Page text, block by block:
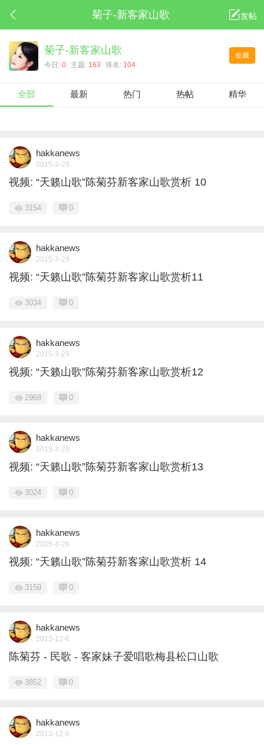
菊子-新客家山歌 发帖
收藏
菊子-新客家山歌
今日: 0 主题: 163 排名: 104
全部 最新 热门 热帖 精华
hakkanews
2015-3-29
视频: “天籁山歌”陈菊芬新客家山歌赏析 10
3154 0
hakkanews
2015-3-29
视频: “天籁山歌”陈菊芬新客家山歌赏析11
3034 0
hakkanews
2015-3-29
视频: “天籁山歌”陈菊芬新客家山歌赏析12
2968 0
hakkanews
2015-3-29
视频: “天籁山歌”陈菊芬新客家山歌赏析13
3024 0
hakkanews
2015-3-29
视频: “天籁山歌”陈菊芬新客家山歌赏析 14
3159 0
hakkanews
2013-12-6
陈菊芬 - 民歌 - 客家妹子爱唱歌梅县松口山歌
3852 0
hakkanews
2013-12-6